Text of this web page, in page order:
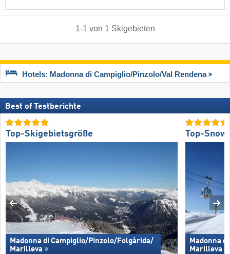
1-1 von 1 Skigebieten
Hotels: Madonna di Campiglio/​Pinzolo/​Val Rendena
Best of Testberichte
Top-Skigebietsgröße
Madonna di Campiglio/​Pinzolo/​Folgàrida/​
Marilleva
Top-
Madonna
Marilleva